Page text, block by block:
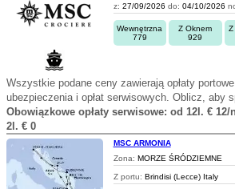
z: 27/09/2026 do: 04/10/2026
Wewnętrzna
779
Z Oknem
929
Wszystkie podane ceny zawierają opłaty
ubezpieczenia i opłat serwisowych. Oblicz, aby
Obowiązkowe opłaty serwisowe: od 12l. € 12/
2l. € 0
MSC ARMONIA
Zona: MORZE ŚRÓDZIEMNE
Z portu: Brindisi (Lecce) Italy